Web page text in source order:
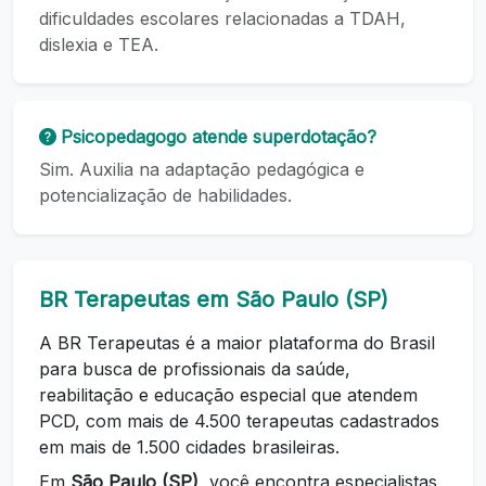
dificuldades escolares relacionadas a TDAH,
dislexia e TEA.
Psicopedagogo atende superdotação?
Sim. Auxilia na adaptação pedagógica e
potencialização de habilidades.
BR Terapeutas em São Paulo (SP)
A BR Terapeutas é a maior plataforma do Brasil
para busca de profissionais da saúde,
reabilitação e educação especial que atendem
PCD, com mais de 4.500 terapeutas cadastrados
em mais de 1.500 cidades brasileiras.
Em São Paulo (SP) , você encontra especialistas